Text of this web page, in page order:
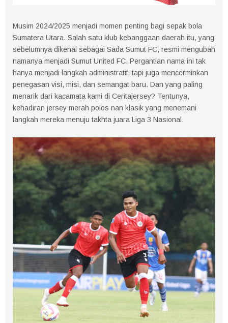
Musim 2024/2025 menjadi momen penting bagi sepak bola
Sumatera Utara. Salah satu klub kebanggaan daerah itu, yang
sebelumnya dikenal sebagai Sada Sumut FC, resmi mengubah
namanya menjadi Sumut United FC. Pergantian nama ini tak
hanya menjadi langkah administratif, tapi juga mencerminkan
penegasan visi, misi, dan semangat baru. Dan yang paling
menarik dari kacamata kami di Ceritajersey? Tentunya,
kehadiran jersey merah polos nan klasik yang menemani
langkah mereka menuju takhta juara Liga 3 Nasional.